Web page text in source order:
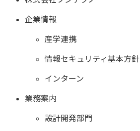
企業情報
産学連携
情報セキュリティ基本方針
インターン
業務案内
設計開発部門